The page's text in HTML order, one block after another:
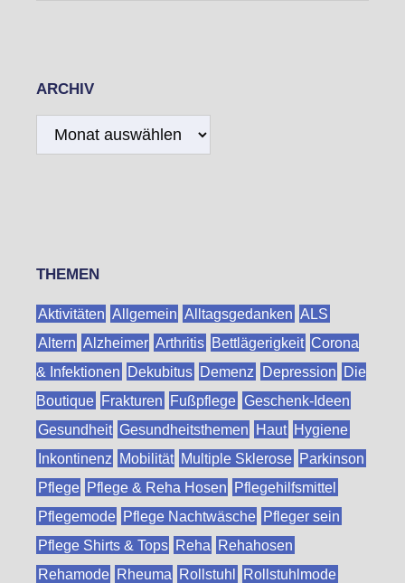
ARCHIV
Archiv
THEMEN
Aktivitäten Allgemein Alltagsgedanken ALS
Altern Alzheimer Arthritis Bettlägerigkeit Corona
& Infektionen
Dekubitus Demenz Depression
Die
Boutique Frakturen Fußpflege Geschenk-Ideen
Gesundheit Gesundheitsthemen Haut Hygiene
Inkontinenz
Mobilität Multiple Sklerose Parkinson
Pflege
Pflege & Reha Hosen
Pflegehilfsmittel
Pflegemode
Pflege Nachtwäsche
Pfleger sein
Pflege Shirts & Tops
Reha
Rehahosen
Rehamode
Rheuma Rollstuhl
Rollstuhlmode